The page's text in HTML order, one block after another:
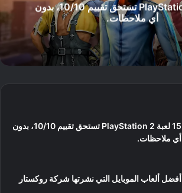
15 لعبة PlayStation 2 تستحق تقييم 10/10، بدون
أي ملاحظات.
15 لعبة PlayStation 2 تستحق تقييم 10/10، بدون
أي ملاحظات.
أفضل ألعاب الموبايل التي نشرتها شركة روكستار